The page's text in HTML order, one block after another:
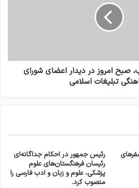
صبح امروز در دیدار اعضای شورای
تبلیغات اسلامی
رئیس جمهور در احکام جداگانه‌ای
رئیسان فرهنگستان‌های علوم
پزشکی، علوم و زبان و ادب فارسی را
منصوب کرد.